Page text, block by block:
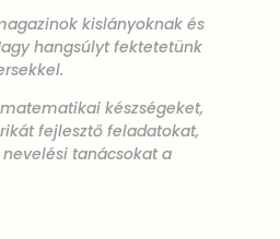
kislányoknak és
hangsúlyt fektetetünk
készségeket,
fejlesztő feladatokat,
tanácsokat a